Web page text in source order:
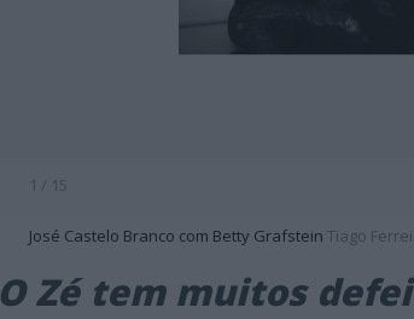
1 / 15
José Castelo Branco com Betty Grafstein Tiago
O Zé tem muitos